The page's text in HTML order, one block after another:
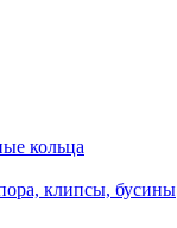
кольца
клипсы, бусины